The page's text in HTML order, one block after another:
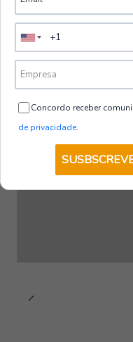
Concordo receber
de privacidade.